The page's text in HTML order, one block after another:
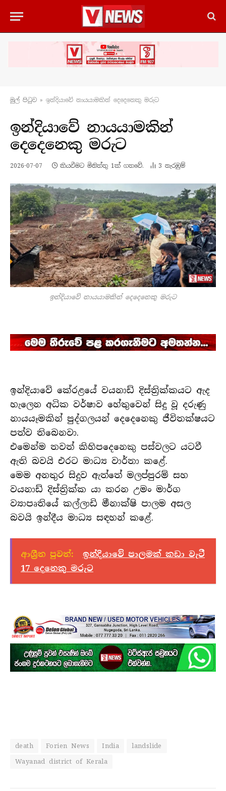
මුල් පිටු​ව » ඉන්දියාවේ නායයාමකින් දෙදෙනෙකු මරුට
ඉන්දියාවේ නායයාමකින්
දෙදෙනෙකු මරුට
2026-07-07 කියවීමට මිනිත්තු 1ක් ගතවේ. 3 නැරඹු​ම්
ඉන්දියාවේ නායයාමකින් දෙදෙනෙකු මරුට
ඉන්දියාවේ කේරළයේ වයනාඩ් දිස්ත්‍රික්කයට ඇද
හැලෙන අධික වර්ෂාව හේතුවෙන් සිදු වූ දරුණු
නායයෑමකින් පුද්ගලයන් දෙදෙනෙකු ජීවිතක්ෂයට
පත්ව තිබෙනවා.
එමෙන්ම තවත් කිහිපදෙනෙකු පස්වලට යටවී
ඇති බවයි එරට මාධ්‍ය වාර්තා කළේ.
මෙම අනතුර සිදුව ඇත්තේ මලප්පුරම් සහ
වයනාඩ් දිස්ත්‍රික්ක යා කරන උමං මාර්ග
ව්‍යාපෘතියේ කල්ලාඩි මීනාක්ෂි පාලම අසල
බවයි ඉන්දීය මාධ්‍ය සඳහන් කළේ.
ආශ්‍රීත පුවත්:
ඉන්දියාවේ පාලමක් කඩා වැටී
17 දෙනෙකු මරුට
death Forien News India
landslide
Wayanad district of Kerala